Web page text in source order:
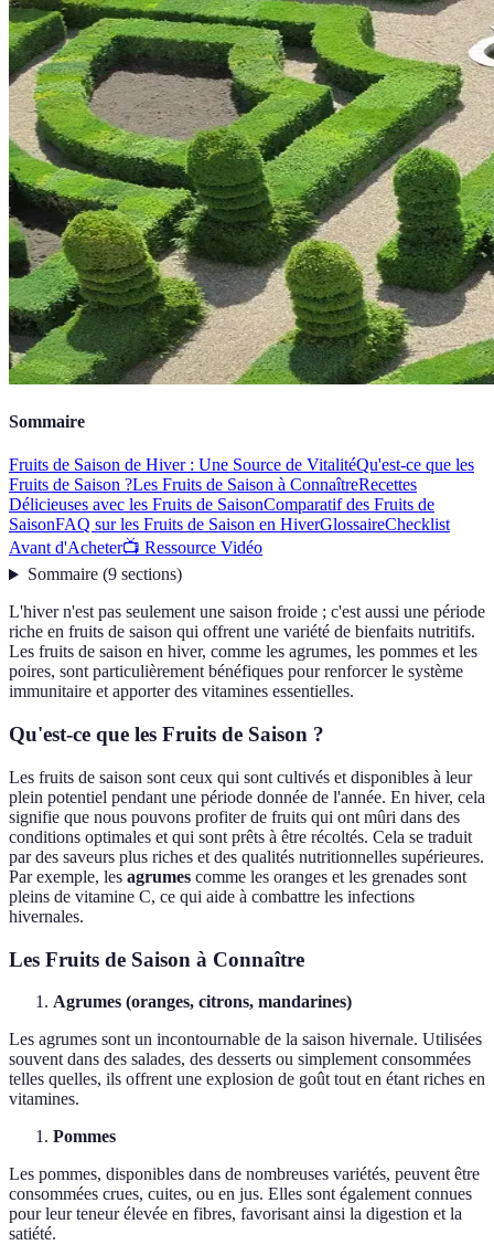
Sommaire
Fruits de Saison de Hiver : Une Source de VitalitéQu'est-ce que les
Fruits de Saison ?Les Fruits de Saison à ConnaîtreRecettes
Délicieuses avec les Fruits de SaisonComparatif des Fruits de
SaisonFAQ sur les Fruits de Saison en HiverGlossaireChecklist
Avant d'Acheter📺 Ressource Vidéo
Sommaire(9 sections)
L'hiver n'est pas seulement une saison froide ; c'est aussi une période
riche en fruits de saison qui offrent une variété de bienfaits nutritifs.
Les fruits de saison en hiver, comme les agrumes, les pommes et les
poires, sont particulièrement bénéfiques pour renforcer le système
immunitaire et apporter des vitamines essentielles.
Qu'est-ce que les Fruits de Saison ?
Les fruits de saison sont ceux qui sont cultivés et disponibles à leur
plein potentiel pendant une période donnée de l'année. En hiver, cela
signifie que nous pouvons profiter de fruits qui ont mûri dans des
conditions optimales et qui sont prêts à être récoltés. Cela se traduit
par des saveurs plus riches et des qualités nutritionnelles supérieures.
Par exemple, les agrumes comme les oranges et les grenades sont
pleins de vitamine C, ce qui aide à combattre les infections
hivernales.
Les Fruits de Saison à Connaître
Agrumes (oranges, citrons, mandarines)
Les agrumes sont un incontournable de la saison hivernale. Utilisées
souvent dans des salades, des desserts ou simplement consommées
telles quelles, ils offrent une explosion de goût tout en étant riches en
vitamines.
Pommes
Les pommes, disponibles dans de nombreuses variétés, peuvent être
consommées crues, cuites, ou en jus. Elles sont également connues
pour leur teneur élevée en fibres, favorisant ainsi la digestion et la
satiété.